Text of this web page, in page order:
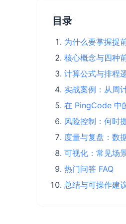
目录
为什么要掌握提
核心概念与四种
计算公式与排程
实战案例：从周
在 PingCode 中
风险控制：何时
度量与复盘：数
可视化：常见场
热门问答 FAQ
总结与可操作建